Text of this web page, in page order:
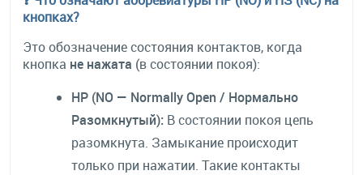
кнопках?
Это обозначение состояния контактов, когда
кнопка не нажата (в состоянии покоя):
НР (NO — Normally Open / Нормально
Разомкнутый): В состоянии покоя цепь
разомкнута. Замыкание происходит
только при нажатии. Такие контакты